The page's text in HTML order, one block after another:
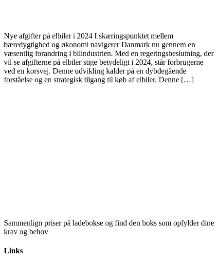
Nye afgifter på elbiler i 2024 I skæringspunktet mellem
bæredygtighed og økonomi navigerer Danmark nu gennem en
væsentlig forandring i bilindustrien. Med en regeringsbeslutning, der
vil se afgifterne på elbiler stige betydeligt i 2024, står forbrugerne
ved en korsvej. Denne udvikling kalder på en dybdegående
forståelse og en strategisk tilgang til køb af elbiler. Denne […]
Sammenlign priser på ladebokse og find den boks som opfylder dine
krav og behov
Links